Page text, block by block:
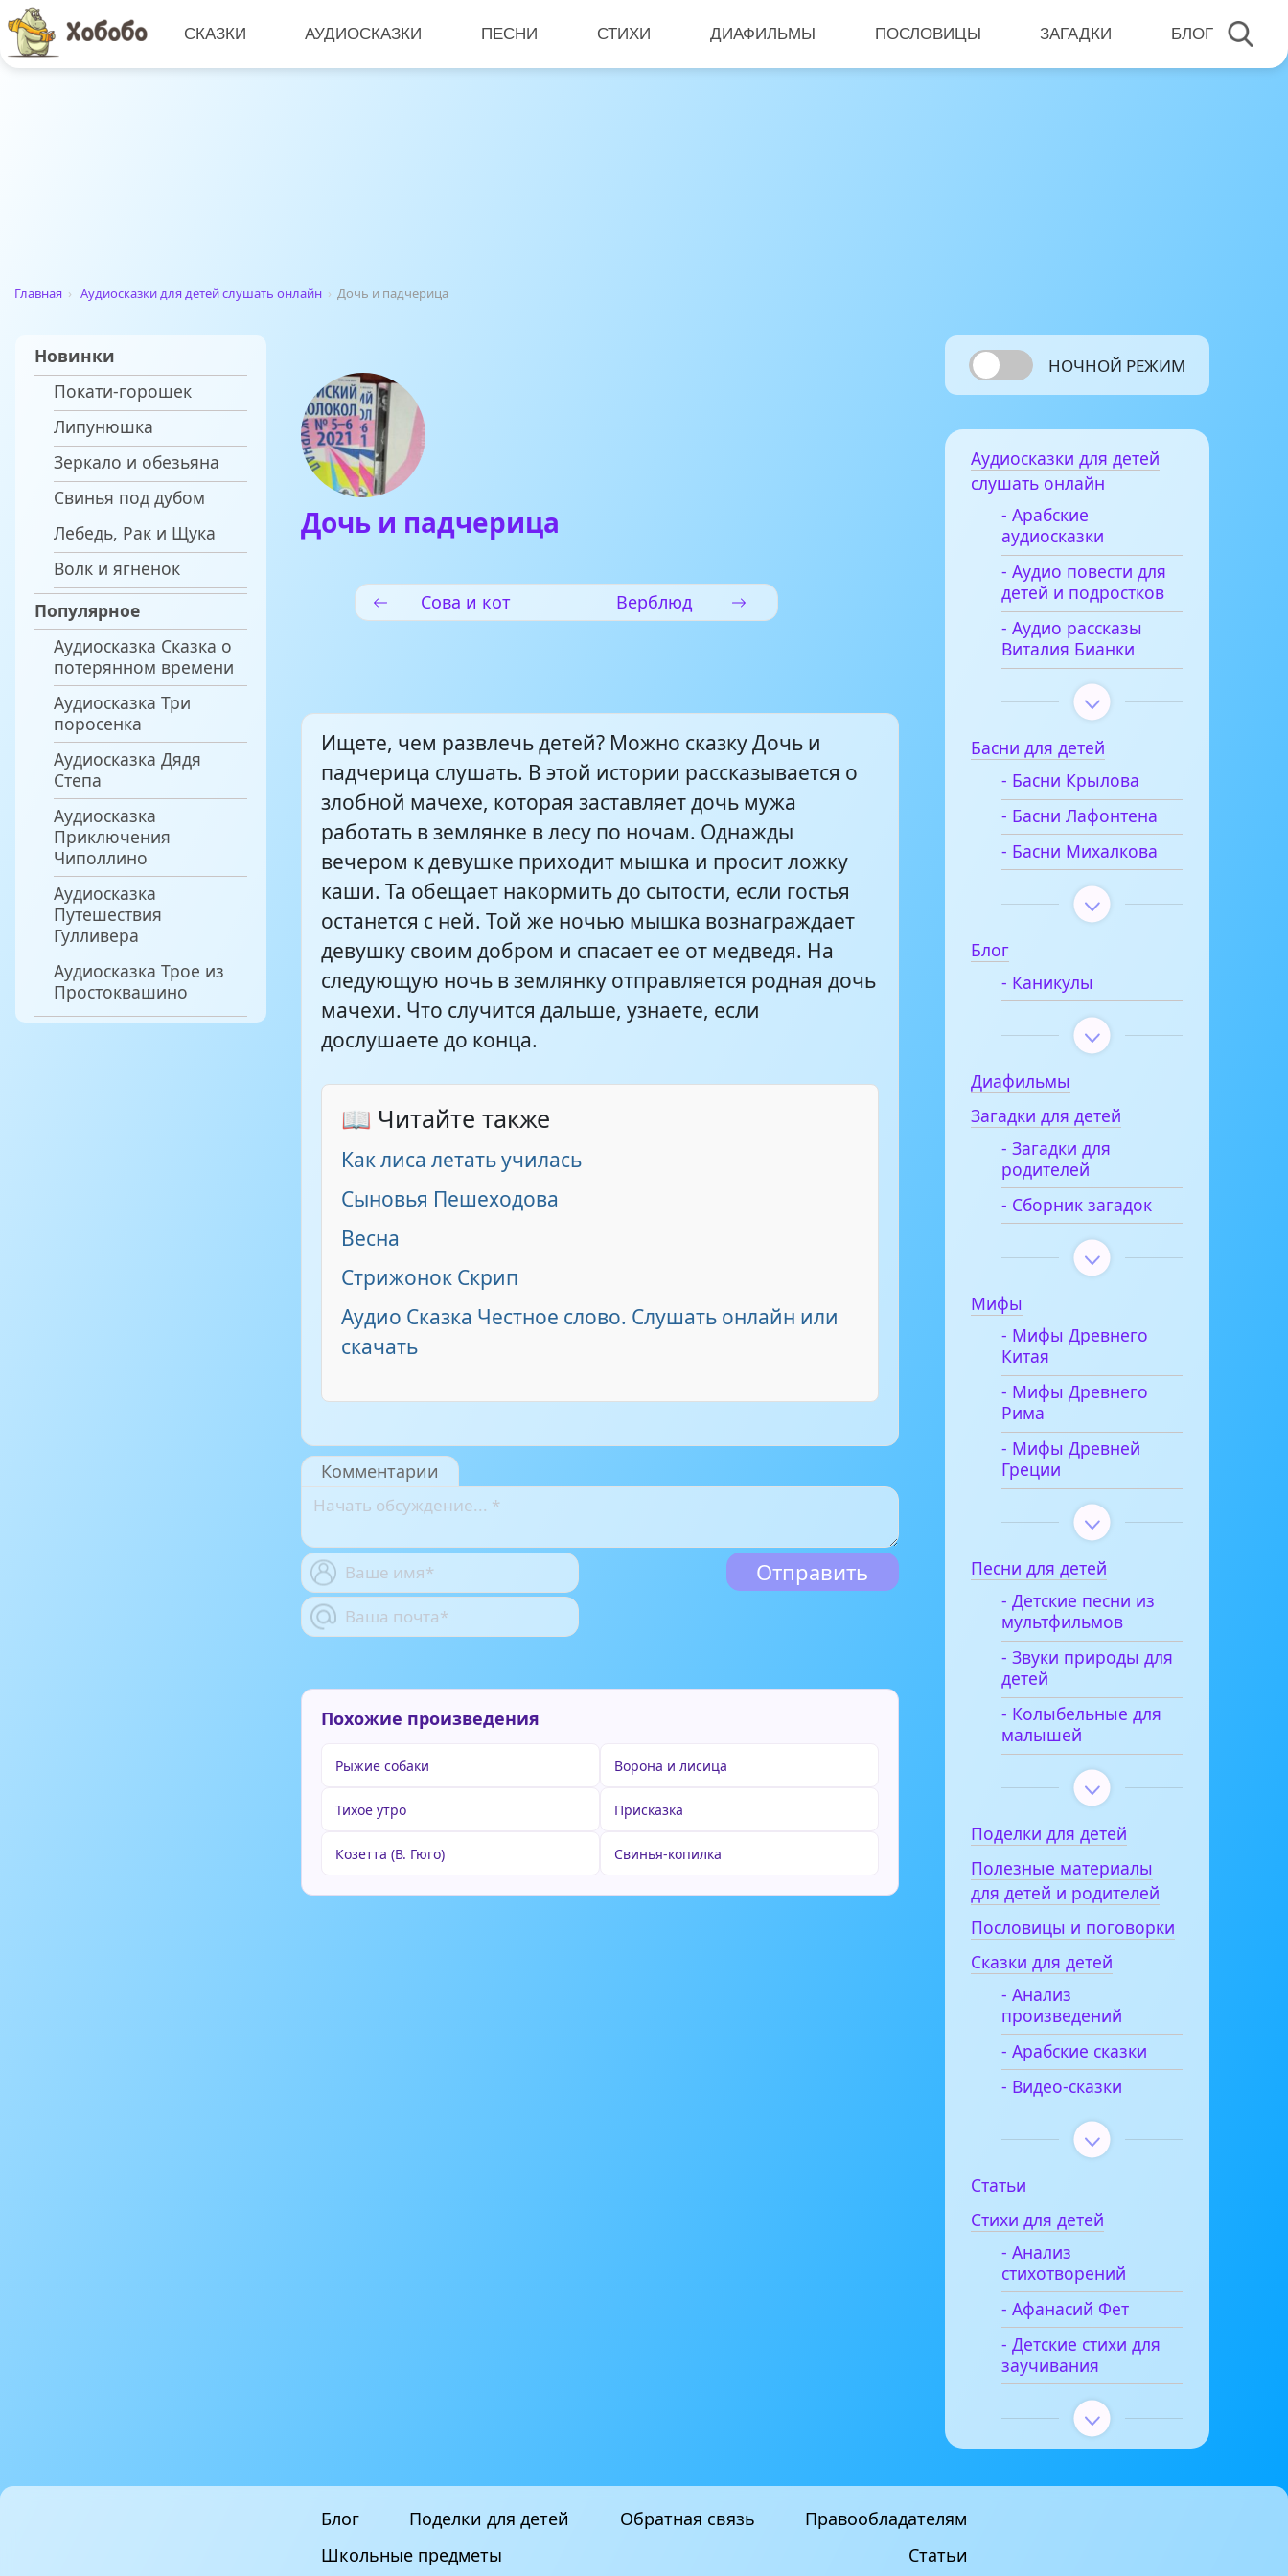
СКАЗКИ АУДИОСКАЗКИ ПЕСНИ СТИХИ ДИАФИЛЬМЫ ПОСЛОВИЦЫ ЗАГАДКИ БЛОГ
Главная › Аудиосказки для детей слушать онлайн › Дочь и падчерица
Новинки
Покати-горошек
Липунюшка
Зеркало и обезьяна
Свинья под дубом
Лебедь, Рак и Щука
Волк и ягненок
Популярное
Аудиосказка Сказка о
потерянном времени
Аудиосказка Три
поросенка
Аудиосказка Дядя
Степа
Аудиосказка
Приключения
Чиполлино
Аудиосказка
Путешествия
Гулливера
Аудиосказка Трое из
Простоквашино
Дочь и падчерица
Сова и кот Верблюд
Ищете, чем развлечь детей? Можно сказку Дочь и
падчерица слушать. В этой истории рассказывается о
злобной мачехе, которая заставляет дочь мужа
работать в землянке в лесу по ночам. Однажды
вечером к девушке приходит мышка и просит ложку
каши. Та обещает накормить до сытости, если гостья
останется с ней. Той же ночью мышка вознаграждает
девушку своим добром и спасает ее от медведя. На
следующую ночь в землянку отправляется родная дочь
мачехи. Что случится дальше, узнаете, если
дослушаете до конца.
📖 Читайте также
Как лиса летать училась
Сыновья Пешеходова
Весна
Стрижонок Скрип
Аудио Сказка Честное слово. Слушать онлайн или
скачать
Комментарии
Похожие произведения
Рыжие собаки Ворона и лисица
Тихое утро Присказка
Козетта (В. Гюго) Свинья-копилка
НОЧНОЙ РЕЖИМ
Аудиосказки для детей
слушать онлайн
- Арабские
аудиосказки
- Аудио повести для
детей и подростков
- Аудио рассказы
Виталия Бианки
Басни для детей
- Басни Крылова
- Басни Лафонтена
- Басни Михалкова
Блог
- Каникулы
Диафильмы
Загадки для детей
- Загадки для
родителей
- Сборник загадок
Мифы
- Мифы Древнего
Китая
- Мифы Древнего
Рима
- Мифы Древней
Греции
Песни для детей
- Детские песни из
мультфильмов
- Звуки природы для
детей
- Колыбельные для
малышей
Поделки для детей
Полезные материалы
для детей и родителей
Пословицы и поговорки
Сказки для детей
- Анализ
произведений
- Арабские сказки
- Видео-сказки
Статьи
Стихи для детей
- Анализ
стихотворений
- Афанасий Фет
- Детские стихи для
заучивания
Блог Поделки для детей Обратная связь
Правообладателям
Школьные предметы
Статьи